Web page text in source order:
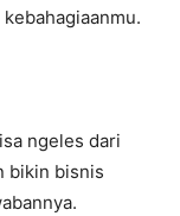
ngeles dari
bikin bisnis